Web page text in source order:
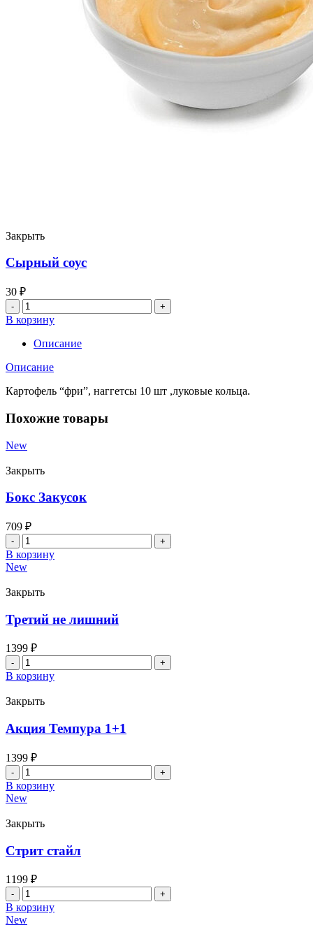
Закрыть
Сырный соус
30 ₽
Количество
товара
Сырный
соус
В корзину
Описание
Описание
Картофель “фри”, наггетсы 10 шт ,луковые кольца.
Похожие товары
New
Закрыть
Бокс Закусок
709 ₽
Количество
товара
Бокс
В корзину
New
Закрыть
Третий не лишний
1399 ₽
Количество
товара
не
В корзину
Закрыть
Акция Темпура 1+1
1399 ₽
Количество
товара
Акция
1+1
В корзину
New
Закрыть
Стрит стайл
1199 ₽
Количество
товара
Стрит
В корзину
New